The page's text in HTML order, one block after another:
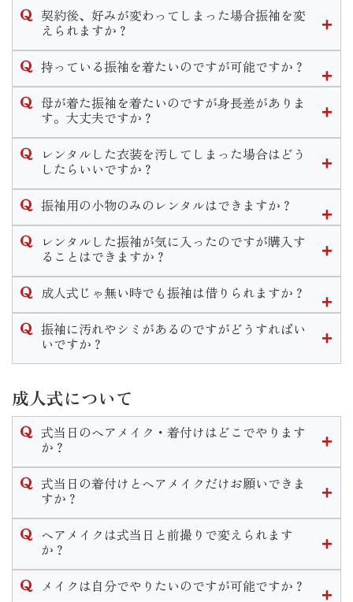
下見だけでなく振袖選びのご相談も承っておりますのでお気
軽にお問い合わせください。
なお、前撮り時の写真代は別途料金となります。
購入、レンタルのセット内容は同一となっております。
振袖・袋帯・長襦袢・重ね衿・帯揚げ・帯締め・草履・バッ
グ・ショール・肌着・足袋・着付け小物
腰紐5本・伊達締め2本・コーリンベルト・衿芯・三重仮紐・
その他式当日のお支度と前撮り時のお支度２回分がセットに
契約後、好みが変わってしまった場合振袖を変
えられますか？
ご契約内容によりますが一定期間内であれば選び直しやコー
ディネート変更が可能となります。
す。
期間や手数料についての詳しいお問い合わせは店舗までご連
持っている振袖を着たいのですが可能ですか？
可能です。
近年ではお持ちの振袖の小物等を買い替えリメイクしてお召
当店ではリメイクパックプランや単品での小物販売などお客
様の需要に合わせてご案内致します。
またママ振リメイクと一緒に前撮りや式当日の支度のご予約
も受け付けております。
なお、小物等の購入はせず持ち込み振袖の着付のみのご予約
母が着た振袖を着たいのですが身長差がありま
す。大丈夫ですか？
寸法直しをして着用することができます。
ただ大幅な寸法直しが必要な場合、小さくお直しするのであ
ご検討のお客様は一度振袖をお持ちの上ご来店頂きご試着し
て頂きご提案させて頂きますのでお気軽にご相談くださいま
レンタルした衣装を汚してしまった場合はどう
したらいいですか？
衿元のファンデーション汚れ等若干の汚れであれば、クリー
ニングは不要でそのままご返却いただけます。
まった場合はお直し代や商品代を請求させていただく場合も
ございます。
きます様お願い致します。
振袖用の小物のみのレンタルはできますか？
申し訳ございませんが小物単品のレンタルは行っておりませ
ん。
ママ振リメイクプランですとお得に小物を揃えることができ
ます。
レンタルした振袖が気に入ったのですが購入す
ることはできますか？
可能です。
衣装によってプラス料金は異なりますが振袖一式をそのまま
詳細は店舗までお問い合わせくださいませ。
成人式じゃ無い時でも振袖は借りられますか？
結婚式やパーティなど様々なシーンで着用できる振袖はいつ
でも貸し出し可能です。
なお、成人式シーズンは一般レンタルは行っておりません。
詳しい時期や料金は店舗までお問い合わせください。
振袖に汚れやシミがあるのですがどうすればい
いですか？
手入れを承っております。
汚れ具合によっては納期が長くかかる場合もございますので
ご着用の２ヶ月程度前にはご来店くださいませ。
成人式について
式当日のヘアメイク・着付けはどこでやります
か？
式当日のお仕度は、いせやきもの館で行います。
お仕度時間のご予約はご成約時に決定いたします。
支度をします。ヘアメイク・着付け全てのお支度が１箇所で
行えますのでご安心くださいませ。
式当日の着付けとヘアメイクだけお願いできま
すか？
式当日のお支度予約は当店で購入やレンタル、ママ振リメイ
クのご成約を頂いたお客様へのサービスとなっております。
承くださいませ。
ヘアメイクは式当日と前撮りで変えられます
か？
変えられます。
式当日と前撮りと個々に打ち合わせやカウンセリングを行い
メイクは自分でやりたいのですが可能ですか？